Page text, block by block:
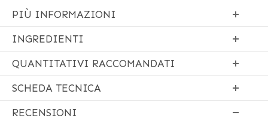
PIÙ INFORMAZIONI
INGREDIENTI
QUANTITATIVI RACCOMANDATI
SCHEDA TECNICA
RECENSIONI